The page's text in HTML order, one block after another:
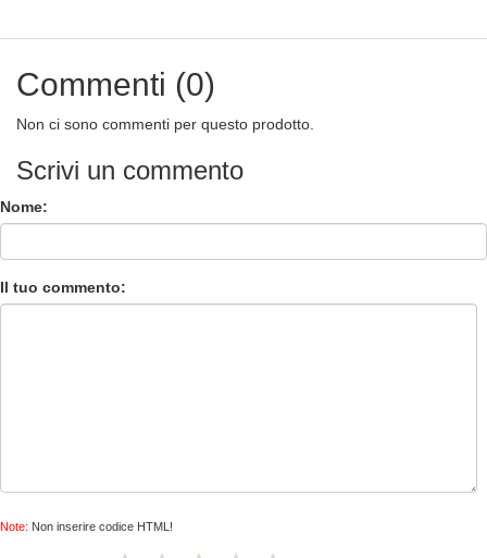
Commenti (0)
Non ci sono commenti per questo prodotto.
Scrivi un commento
Nome:
Il tuo commento:
Note: Non inserire codice HTML!